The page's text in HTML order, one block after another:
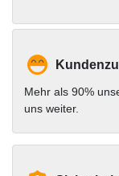
Mehr als 90%
uns weiter.